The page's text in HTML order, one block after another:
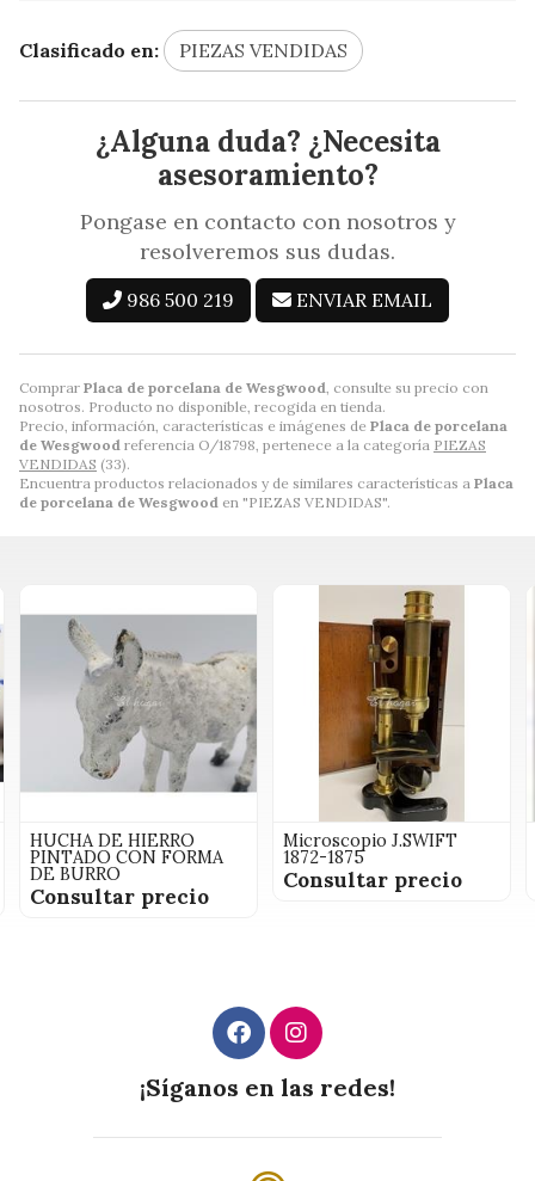
Comprar Placa de porcelana de Wesgwood, consulte su precio con
nosotros. Producto no disponible, recogida en tienda.
Precio, información, características e imágenes de Placa de porcelana
de Wesgwood referencia O/18798, pertenece a la categoría PIEZAS
VENDIDAS (33).
Encuentra productos relacionados y de similares características a Placa
de porcelana de Wesgwood en "PIEZAS VENDIDAS".
Clasificado en: PIEZAS VENDIDAS
¿Alguna duda? ¿Necesita
asesoramiento?
Pongase en contacto con nosotros y
resolveremos sus dudas.
986 500 219 ENVIAR EMAIL
HUCHA DE HIERRO
PINTADO CON FORMA
DE BURRO
Consultar precio
Microscopio J.SWIFT
1872-1875
Consultar precio
¡Síganos en las redes!